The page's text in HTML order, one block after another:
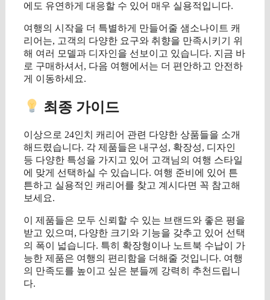
에도 유연하게 대응할 수 있어 매우 실용적입니다.
여행의 시작을 더 특별하게 만들어줄 샘소나이트 캐
리어는, 고객의 다양한 요구와 취향을 만족시키기 위
해 여러 모델과 디자인을 선보이고 있습니다. 지금 바
로 구매하셔서, 다음 여행에서는 더 편안하고 안전하
게 이동하세요.
최종 가이드
이상으로 24인치 캐리어 관련 다양한 상품들을 소개
해드렸습니다. 각 제품들은 내구성, 확장성, 디자인
등 다양한 특성을 가지고 있어 고객님의 여행 스타일
에 맞게 선택하실 수 있습니다. 여행 준비에 있어 튼
튼하고 실용적인 캐리어를 찾고 계시다면 꼭 참고해
보세요.
이 제품들은 모두 신뢰할 수 있는 브랜드와 좋은 평을
받고 있으며, 다양한 크기와 기능을 갖추고 있어 선택
의 폭이 넓습니다. 특히 확장형이나 노트북 수납이 가
능한 제품은 여행의 편리함을 더해줄 것입니다. 여행
의 만족도를 높이고 싶은 분들께 강력히 추천드립니
다.